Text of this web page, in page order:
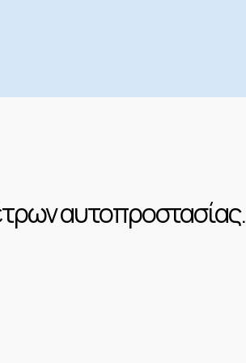
αυτοπροστασίας.